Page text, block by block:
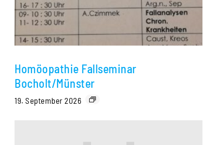
Homöopathie Fallseminar
Bocholt/Münster
19. September 2026